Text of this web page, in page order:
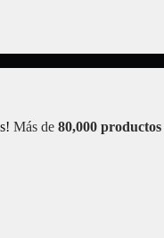
Más de 80,000 productos